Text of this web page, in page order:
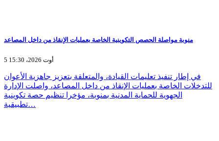
منوبة مواصلة الحصص التكوينية الخاصة بعمليات الإنقاذ من داخل المصاعد
5 أوت 2026، 15:30
في إطار تنفيذ تعليمات القيادة، والمتعلقة بتعزيز جاهزية الأعوان
للتدخلات الخاصة بعمليات الإنقاذ من داخل المصاعد، واصلت الإدارة
الجهوية للحماية المدنية بمنوبة، مؤخرا تنظيم حصة تكوينية
تطبيقية…